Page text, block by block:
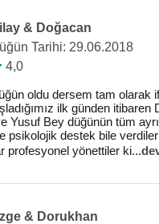
& Doğacan
Tarihi: 29.06.2018
4,0
oldu dersem tam olarak
ilk günden
Yusuf Bey düğünün tüm
psikolojik destek bile
profesyonel yönettiler ki...
& Dorukhan